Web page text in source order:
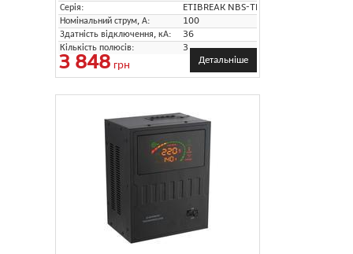
Серія:
ETIBREAK NBS-TMS
Номінальний струм, А:
100
Здатність відключення, кА:
36
Кількість полюсів:
3
3 848 грн Детальніше